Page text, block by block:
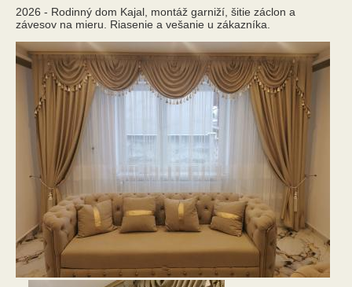
2026 - Rodinný dom Kajal, montáž garniží, šitie záclon a
závesov na mieru. Riasenie a vešanie u zákazníka.